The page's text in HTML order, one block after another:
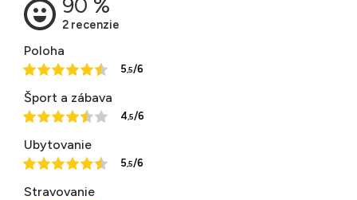
Poloha
5,5/6
Šport a zábava
4,5/6
Ubytovanie
5,5/6
Stravovanie